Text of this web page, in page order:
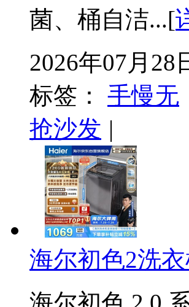
菌、桶自洁...[
2026年07月28
标签：
手慢无
抢沙发 |
海尔初色2洗